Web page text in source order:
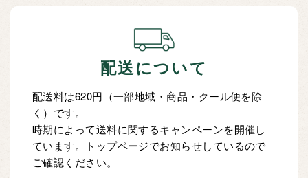
配送について
配送料は620円（一部地域・商品・クール便を除
く）です。
時期によって送料に関するキャンペーンを開催し
ています。トップページでお知らせしているので
ご確認ください。